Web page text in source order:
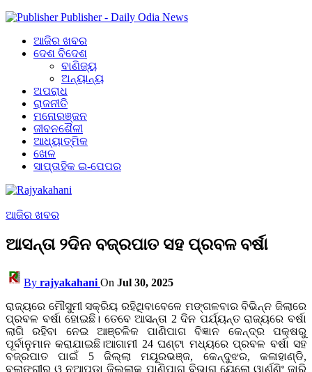
Publisher - Daily Odia News
ଆଜିର ଖବର
ଦେଶ ବିଦେଶ
ବାଣିଜ୍ୟ
ଅନ୍ୟାନ୍ୟ
ଅପରାଧ
ରାଜନୀତି
ମନୋରଞ୍ଜନ
ଜୀବନଶୈଳୀ
ଆଧ୍ୟାତ୍ମିକ
ଖେଳ
ସାପ୍ତାହିକ ଇ-ପେପର
ଆଜିର ଖବର
ଆସନ୍ତା ୨ଦିନ ବଜ୍ରପାତ ସହ ପ୍ରବଳ ବର୍ଷା
By rajyakahani On Jul 30, 2025
ରାଜ୍ୟରେ ମୌସୁମୀ ସକ୍ରିୟ ରହିଥିବାବେଳେ ମଙ୍ଗଳବାର ବିଭିନ୍ନ ଜିଲାରେ
ପ୍ରବଳ ବର୍ଷା ହୋଇଛି। ତେବେ ଆସନ୍ତା 2 ଦିନ ପର୍ଯ୍ୟନ୍ତ ରାଜ୍ୟରେ ବର୍ଷା
ଲାଗି ରହିବା ନେଇ ଆଞ୍ଚଳିକ ପାଣିପାଗ ବିଜ୍ଞାନ କେନ୍ଦ୍ର ପକ୍ଷରୁ
ପୂର୍ବାନୁମାନ କରାଯାଇଛି।ଆଗାମୀ 24 ଘଣ୍ଟା ମଧ୍ୟରେ ପ୍ରବଳ ବର୍ଷା ସହ
ବଜ୍ରପାତ ପାଇଁ 5 ଜିଲ୍ଲା ମୟୂରଭଞ୍ଜ, କେନ୍ଦୁଝର, କଳାହାଣ୍ଡି,
ବଲାଙ୍ଗୀର ଓ ନୂଆପଡ଼ା ଜିଲ୍ଲାକୁ ପାଣିପାଗ ବିଭାଗ ୟେଲୋ ୱାର୍ଣ୍ଣିଂ ଜାରି